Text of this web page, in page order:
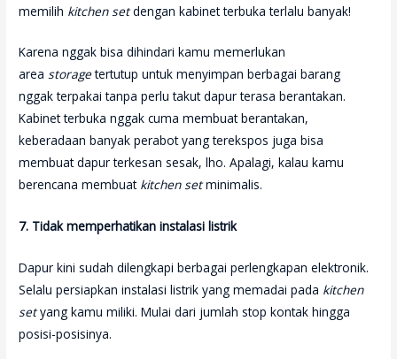
memilih kitchen setdengan kabinet terbuka terlalu banyak!
Karena nggak bisa dihindari kamu memerlukan
areastoragetertutup untuk menyimpan berbagai barang
nggak terpakai tanpa perlu takut dapur terasa berantakan.
Kabinet terbuka nggak cuma membuat berantakan,
keberadaan banyak perabot yang terekspos juga bisa
membuat dapur terkesan sesak, lho. Apalagi, kalau kamu
berencana membuat kitchen setminimalis.
7. Tidak memperhatikan instalasi listrik
Dapur kini sudah dilengkapi berbagai perlengkapan elektronik.
Selalu persiapkan instalasi listrik yang memadai pada kitchen
setyang kamu miliki. Mulai dari jumlah stop kontak hingga
posisi-posisinya.